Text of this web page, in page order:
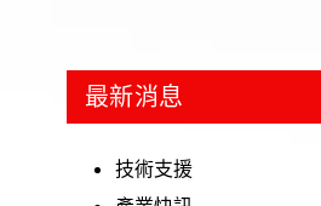
最新消息
技術支援